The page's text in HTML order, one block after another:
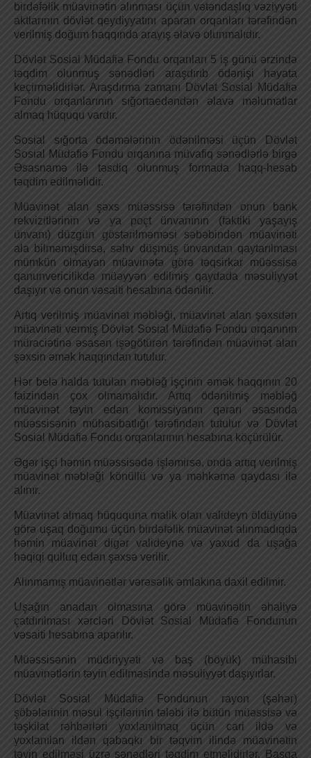
birdəfəlik müavinətin alınması üçün vətəndaşlıq vəziyyəti
aktlarının dövlət qeydiyyatını aparan orqanları tərəfindən
verilmiş doğum haqqında arayış əlavə olunmalıdır.
Dövlət Sosial Müdafiə Fondu orqanları 5 iş günü ərzində
təqdim olunmuş sənədləri araşdırıb ödənişi həyata
keçirməlidirlər. Araşdırma zamanı Dövlət Sosial Müdafiə
Fondu orqanlarının sığortaedəndən əlavə məlumatlar
almaq hüququ vardır.
Sosial sığorta ödəmələrinin ödənilməsi üçün Dövlət
Sosial Müdafiə Fondu orqanına müvafiq sənədlərlə birgə
Əsasnamə ilə təsdiq olunmuş formada haqq-hesab
təqdim edilməlidir.
Müavinət alan şəxs müəssisə tərəfindən onun bank
rekvizitlərinin və ya poçt ünvanının (faktiki yaşayış
ünvanı) düzgün göstərilməməsi səbəbindən müavinəti
ala bilməmişdirsə, səhv düşmüş ünvandan qaytarılması
mümkün olmayan müavinətə görə təqsirkar müəssisə
qanunvericilikdə müəyyən edilmiş qaydada məsuliyyət
daşıyır və onun vəsaiti hesabına ödənilir.
Artıq verilmiş müavinət məbləği, müavinət alan şəxsdən
müavinəti vermiş Dövlət Sosial Müdafiə Fondu orqanının
müraciətinə əsasən işəgötürən tərəfindən müavinət alan
şəxsin əmək haqqından tutulur.
Hər belə halda tutulan məbləğ işçinin əmək haqqının 20
faizindən çox olmamalıdır. Artıq ödənilmiş məbləğ
müavinət təyin edən komissiyanın qərarı əsasında
müəssisənin mühasibatlığı tərəfindən tutulur və Dövlət
Sosial Müdafiə Fondu orqanlarının hesabına köçürülür.
Əgər işçi həmin müəssisədə işləmirsə, onda artıq verilmiş
müavinət məbləği könüllü və ya məhkəmə qaydası ilə
alınır.
Müavinət almaq hüququna malik olan valideyn öldüyünə
görə uşaq doğumu üçün birdəfəlik müavinət alınmadıqda
həmin müavinət digər valideynə və yaxud da uşağa
həqiqi qulluq edən şəxsə verilir.
Alınmamış müavinətlər vərəsəlik əmlakına daxil edilmir.
Uşağın anadan olmasına görə müavinətin əhaliyə
çatdırılması xərcləri Dövlət Sosial Müdafiə Fondunun
vəsaiti hesabına aparılır.
Müəssisənin müdiriyyəti və baş (böyük) mühasibi
müavinətlərin təyin edilməsində məsuliyyət daşıyırlar.
Dövlət Sosial Müdafiə Fondunun rayon (şəhər)
şöbələrinin məsul işçilərinin tələbi ilə bütün müəssisə və
təşkilat rəhbərləri yoxlanılmaq üçün cari ildə və
yoxlanılan ildən qabaqkı bir təqvim ilində müavinətin
təyin edilməsi üzrə sənədləri təqdim etməlidirlər. Başqa